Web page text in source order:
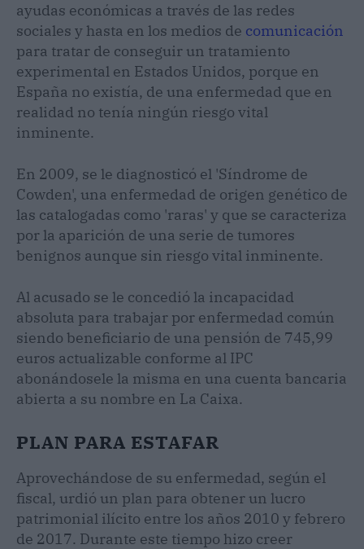
ayudas económicas a través de las redes
sociales y hasta en los medios de comunicación
para tratar de conseguir un tratamiento
experimental en Estados Unidos, porque en
España no existía, de una enfermedad que en
realidad no tenía ningún riesgo vital
inminente.
En 2009, se le diagnosticó el 'Síndrome de
Cowden', una enfermedad de origen genético de
las catalogadas como 'raras' y que se caracteriza
por la aparición de una serie de tumores
benignos aunque sin riesgo vital inminente.
Al acusado se le concedió la incapacidad
absoluta para trabajar por enfermedad común
siendo beneficiario de una pensión de 745,99
euros actualizable conforme al IPC
abonándosele la misma en una cuenta bancaria
abierta a su nombre en La Caixa.
PLAN PARA ESTAFAR
Aprovechándose de su enfermedad, según el
fiscal, urdió un plan para obtener un lucro
patrimonial ilícito entre los años 2010 y febrero
de 2017. Durante este tiempo hizo creer